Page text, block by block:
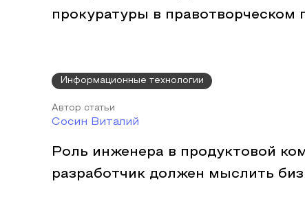
прокуратуры в правотворческом
Информационные технологии
Автор статьи
Сосин Виталий
Роль инженера в продуктовой
разработчик должен мыслить